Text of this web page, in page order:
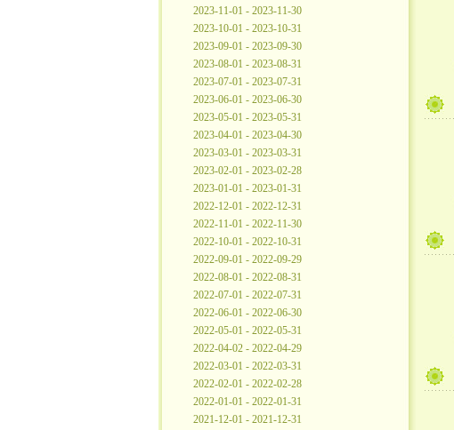
2023-11-01 - 2023-11-30
2023-10-01 - 2023-10-31
2023-09-01 - 2023-09-30
2023-08-01 - 2023-08-31
2023-07-01 - 2023-07-31
2023-06-01 - 2023-06-30
2023-05-01 - 2023-05-31
2023-04-01 - 2023-04-30
2023-03-01 - 2023-03-31
2023-02-01 - 2023-02-28
2023-01-01 - 2023-01-31
2022-12-01 - 2022-12-31
2022-11-01 - 2022-11-30
2022-10-01 - 2022-10-31
2022-09-01 - 2022-09-29
2022-08-01 - 2022-08-31
2022-07-01 - 2022-07-31
2022-06-01 - 2022-06-30
2022-05-01 - 2022-05-31
2022-04-02 - 2022-04-29
2022-03-01 - 2022-03-31
2022-02-01 - 2022-02-28
2022-01-01 - 2022-01-31
2021-12-01 - 2021-12-31